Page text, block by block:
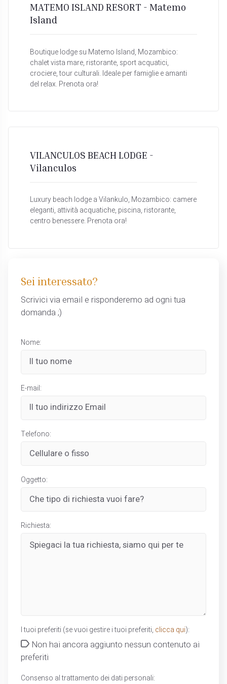
MATEMO ISLAND RESORT - Matemo
Island
Boutique lodge su Matemo Island, Mozambico:
chalet vista mare, ristorante, sport acquatici,
crociere, tour culturali. Ideale per famiglie e amanti
del relax. Prenota ora!
VILANCULOS BEACH LODGE -
Vilanculos
Luxury beach lodge a Vilankulo, Mozambico: camere
eleganti, attività acquatiche, piscina, ristorante,
centro benessere. Prenota ora!
Sei interessato?
Scrivici via email e risponderemo ad ogni tua
domanda ;)
Nome:
E-mail:
Telefono:
Oggetto:
Richiesta:
I tuoi preferiti (se vuoi gestire i tuoi preferiti, clicca qui):
Non hai ancora aggiunto nessun contenuto ai
preferiti
Consenso al trattamento dei dati personali: